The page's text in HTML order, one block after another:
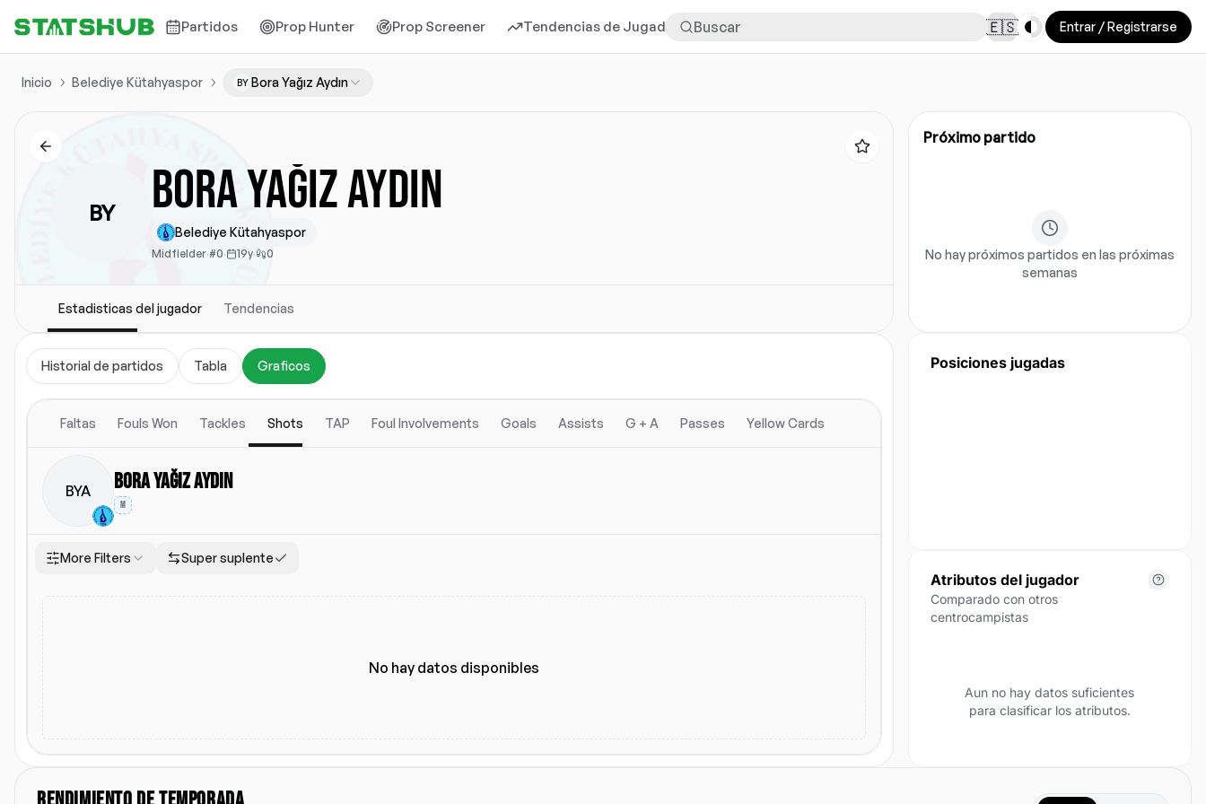
Partidos Prop Hunter Prop Screener Tendencias de Jugadores Más 🇪🇸 Toggle theme
Entrar / Registrarse
Inicio Belediye Kütahyaspor BY Bora Yağız Aydın
BY Bora Yağız Aydın
Belediye Kütahyaspor
Midfielder·#0· 19y· 0
Estadisticas del jugador Tendencias
Próximo partido
No hay próximos partidos en las próximas
semanas
Historial de partidos Tabla Graficos
Faltas Fouls Won Tackles Shots TAP Foul Involvements Goals Assists G + A Passes Yellow Cards
BYA Bora Yağız Aydın
M
More Filters Super suplente
No hay datos disponibles
Posiciones jugadas
Atributos del jugador
Comparado con otros
centrocampistas
Aun no hay datos suficientes
para clasificar los atributos.